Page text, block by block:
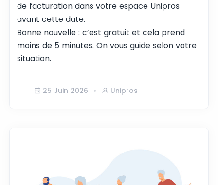
de facturation dans votre espace Unipros
avant cette date.
Bonne nouvelle : c’est gratuit et cela prend
moins de 5 minutes. On vous guide selon votre
situation.
25 Juin 2026 Unipros